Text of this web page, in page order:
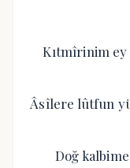
Kıtmîrinim ey
Âsîlere lûtfun
Doğ